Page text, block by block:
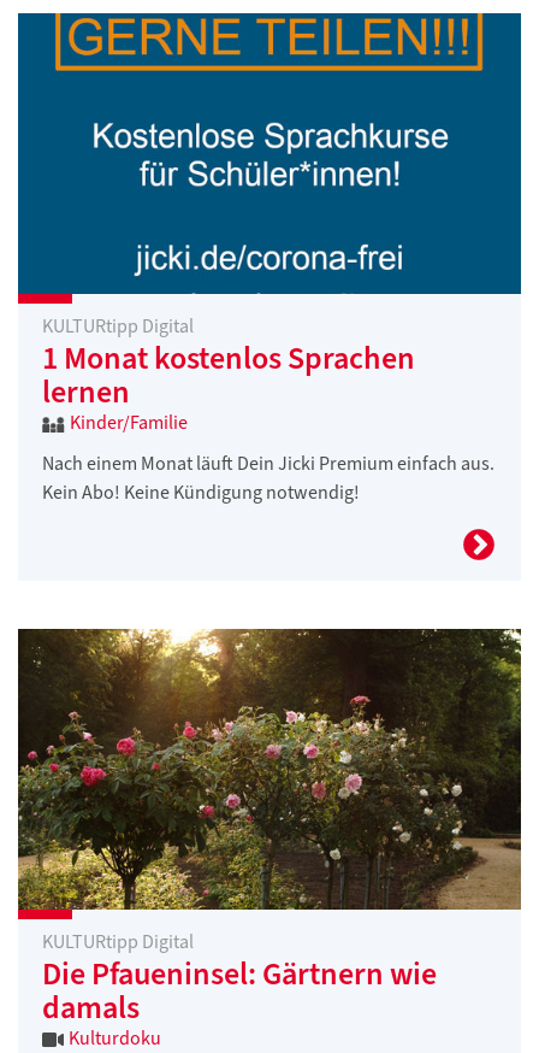
KULTURtipp Digital
1 Monat kostenlos Sprachen
lernen
Kinder/Familie
Nach einem Monat läuft Dein Jicki Premium einfach aus.
Kein Abo! Keine Kündigung notwendig!
KULTURtipp Digital
Die Pfaueninsel: Gärtnern wie
damals
Kulturdoku